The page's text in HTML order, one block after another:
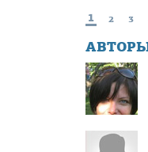
1 2 3